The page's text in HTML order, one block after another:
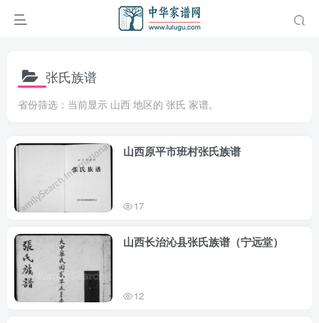
张氏族谱
省份筛选：当前显示 山西 地区的 张氏 家谱。
山西原平市班村张氏族谱
17
山西长治沁县张氏族谱（宁远堂）
12